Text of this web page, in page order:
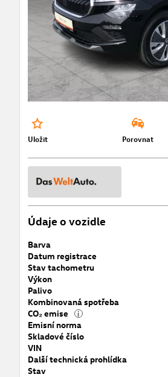
Uložit Porovnat
Údaje o vozidle
Barva
Datum registrace
Stav tachometru
Výkon
Palivo
Kombinovaná spotřeba
CO₂ emise i
Emisní norma
Skladové číslo
VIN
Další technická prohlídka
Stav